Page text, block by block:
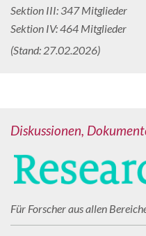
Sektion III: 347 Mitglieder
Sektion IV: 464 Mitglieder
(Stand: 27.02.2026)
Diskussionen,
Für Forscher aus allen